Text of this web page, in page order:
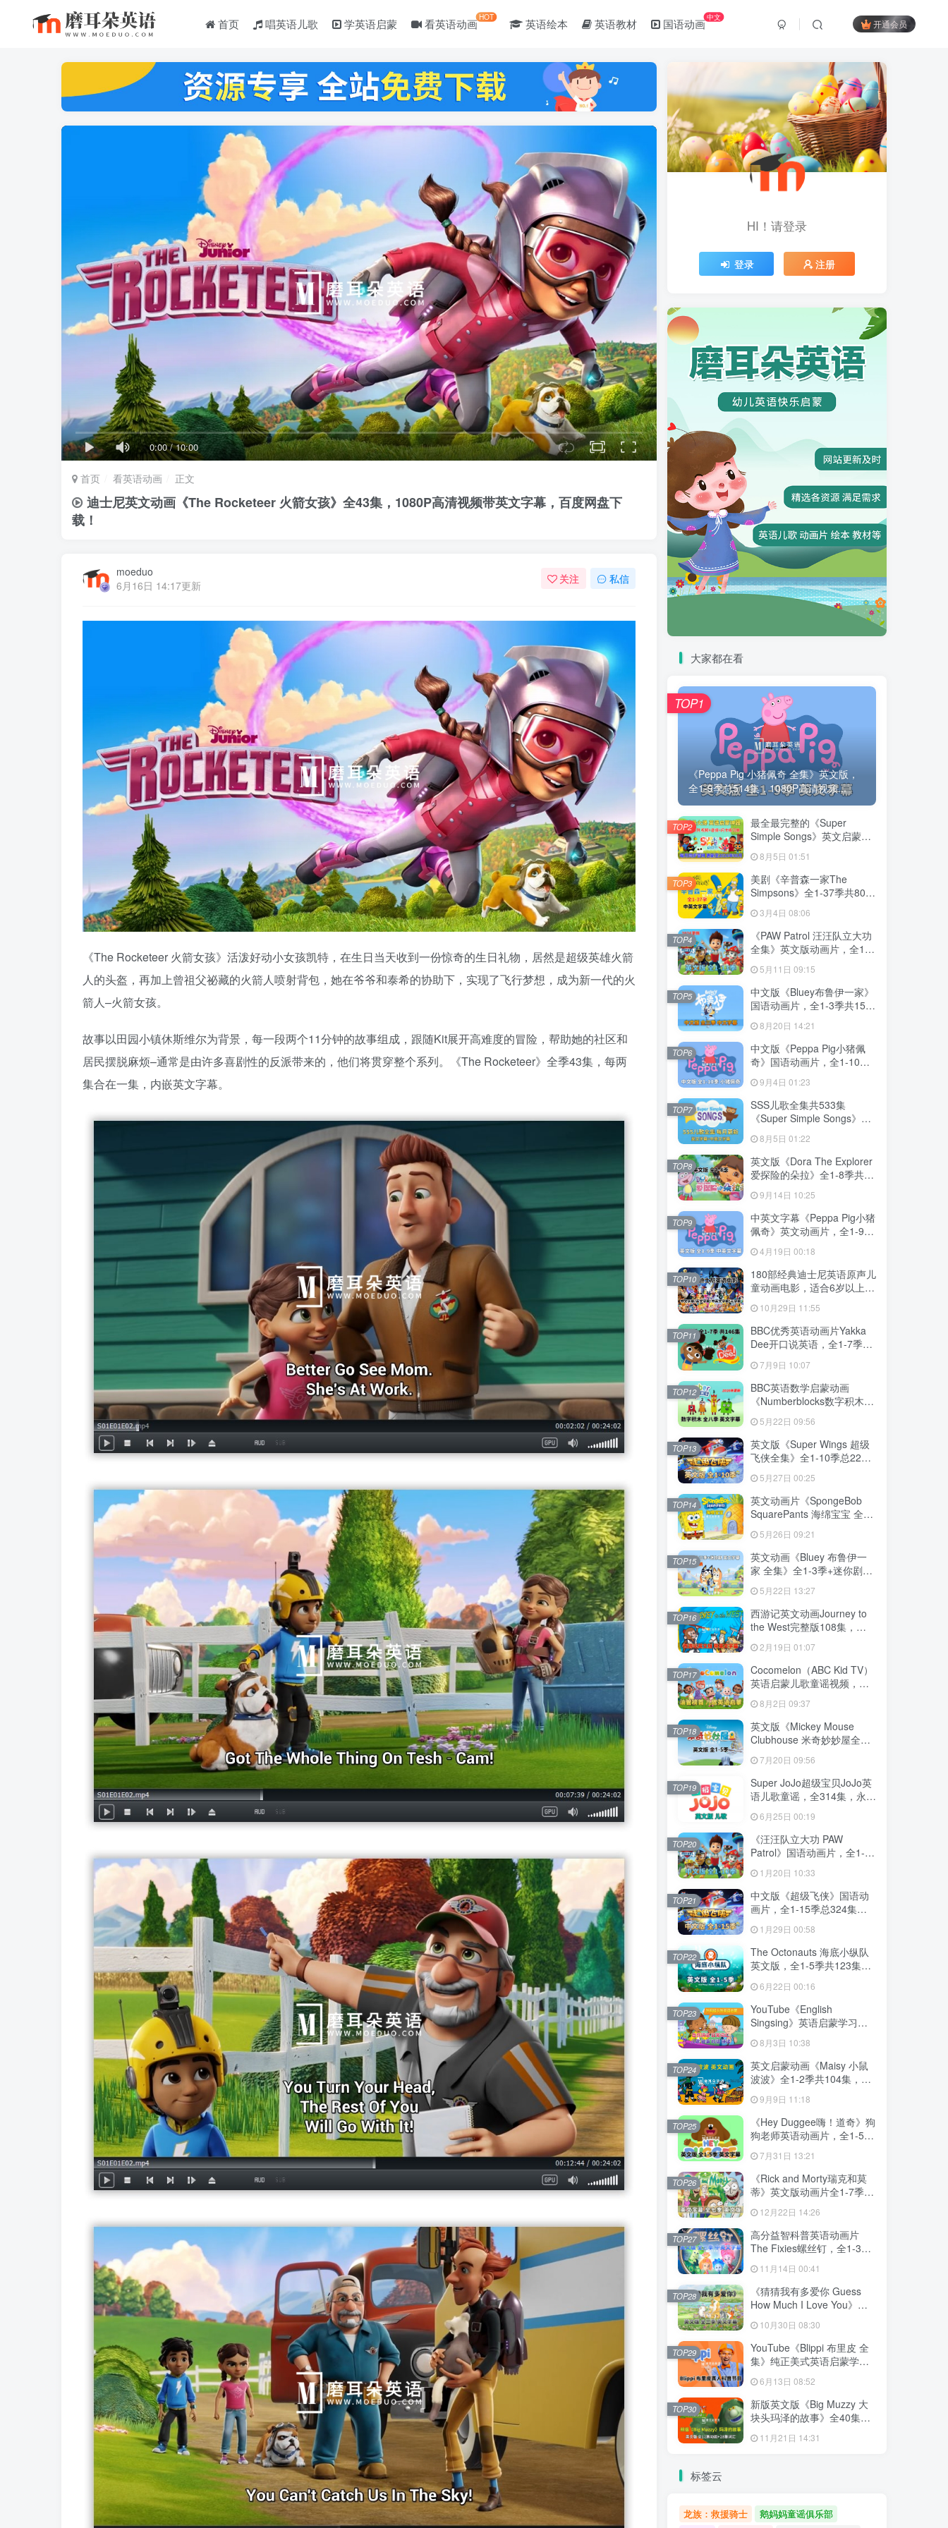
首页 唱英语儿歌 学英语启蒙 看英语动画HOT 英语绘本 英语教材 国语动画中文
开通会员
0:00/10:00
首页 看英语动画 正文
迪士尼英文动画《The Rocketeer 火箭女孩》全43集，1080P高清视频带英文字幕，百度网盘下
载！
moeduo
6月16日 14:17更新
关注 私信
《The Rocketeer 火箭女孩》活泼好动小女孩凯特，在生日当天收到一份惊奇的生日礼物，居然是超级英雄火箭
人的头盔，再加上曾祖父祕藏的火箭人喷射背包，她在爷爷和泰希的协助下，实现了飞行梦想，成为新一代的火
箭人–火箭女孩。
故事以田园小镇休斯维尔为背景，每一段两个11分钟的故事组成，跟随Kit展开高难度的冒险，帮助她的社区和
居民摆脱麻烦–通常是由许多喜剧性的反派带来的，他们将贯穿整个系列。《The Rocketeer》全季43集，每两
集合在一集，内嵌英文字幕。
HI！请登录
登录 注册
大家都在看
《Peppa Pig 小猪佩奇 全集》英文版，
全1-9季总514集，1080P高清视频...
TOP1
最全最完整的《Super
Simple Songs》英文启蒙儿
画视频，各系列总共2115集
视频，1080P高清视频带英
文字幕，百度网盘下载！
8月5日 01:51
TOP2
美剧《辛普森一家The
Simpsons》全1-37季共802
度网盘下载！
3月4日 08:06
TOP3
《PAW Patrol 汪汪队立大功
全集》英文版动画片，全1-
视频带英文字幕，带配套音
频MP3，百度网盘下载！
5月11日 09:15
TOP4
中文版《Bluey布鲁伊一家》
国语动画片，全1-3季共156
字幕，百度网盘下载！
8月20日 14:21
TOP5
中文版《Peppa Pig小猪佩
奇》国语动画片，全1-10季
百度网盘下载！
9月4日 01:23
TOP6
SSS儿歌全集共533集
《Super Simple Songs》
1080P高清视频带英文字幕
+中英文字幕+配套音频
MP3，百度网盘下载！
8月5日 01:22
TOP7
英文版《Dora The Explorer
爱探险的朵拉》全1-8季共
173集，带英文字幕和配套音
频MP3，百度网盘下载！
9月14日 10:25
TOP8
中英文字幕《Peppa Pig小猪
佩奇》英文动画片，全1-9季
共415集，1080P高清视频，
带配套音频MP3，百度网盘
下载！
4月19日 00:18
TOP9
180部经典迪士尼英语原声儿
童动画电影，适合6岁以上，
720P高清电影视频带中英文
字幕，百度网盘下载！
10月29日 11:55
TOP10
BBC优秀英语动画片Yakka
Dee开口说英语，全1-7季总
英文字幕，百度网盘下载！
7月9日 10:07
TOP11
BBC英语数学启蒙动画
《Numberblocks数字积木》
198集，1080P高清视频带英
文字幕，带配套音频MP3，
百度网盘下载！
5月22日 09:56
TOP12
英文版《Super Wings 超级
飞侠全集》全1-10季总224
字幕，带配套音频MP3，百
度网盘下载！
5月27日 00:25
TOP13
英文动画片《SpongeBob
SquarePants 海绵宝宝 全
清视频带英文字幕，百度网
盘下载！
5月26日 09:21
TOP14
英文动画《Bluey 布鲁伊一
家 全集》全1-3季+迷你剧共
文字幕，送音频MP3，百度
网盘下载！
5月22日 13:27
TOP15
西游记英文动画Journey to
the West完整版108集，
幕，百度网盘下载！
2月19日 01:07
TOP16
Cocomelon（ABC Kid TV）
英语启蒙儿歌童谣视频，全
1199集，1080P高清视频带
英文字幕，带音频MP3，百
度网盘下载！
8月2日 09:37
TOP17
英文版《Mickey Mouse
Clubhouse 米奇妙妙屋全
集》全1-5季总148集，
1080P高清视频带英文字
幕，带配套音频MP3，百度
网盘下载！
7月20日 09:56
TOP18
Super JoJo超级宝贝JoJo英
语儿歌童谣，全314集，永久
免费更新，1080P高清视频
带英文字幕，百度网盘下
载！
6月25日 00:19
TOP19
《汪汪队立大功 PAW
Patrol》国语动画片，全1-10
季总257集，1080P高清视
频，百度网盘下载！
1月20日 10:33
TOP20
中文版《超级飞侠》国语动
画片，全1-15季总324集，
1080P高清视频带中文字
幕，百度网盘下载！
1月29日 00:58
TOP21
The Octonauts 海底小纵队
英文版，全1-5季共123集，
幕，带配套音频MP3，百度
网盘下载！
6月22日 00:16
TOP22
YouTube《English
Singsing》英语启蒙学习自
话，故事等，全套共1364
集，1080P高清视频带英文
字幕，百度网盘下载！
8月3日 10:38
TOP23
英文启蒙动画《Maisy 小鼠
波波》全1-2季共104集，标
盘下载！
9月9日 11:18
TOP24
《Hey Duggee嗨！道奇》狗
狗老师英语动画片，全1-5季
英文字幕，百度网盘下载！
7月31日 13:21
TOP25
《Rick and Morty瑞克和莫
蒂》英文版动画片全1-7季共
文字幕，百度网盘下载！
12月22日 14:26
TOP26
高分益智科普英语动画片
The Fixies螺丝钉，全1-3季
视频带中英文字幕，百度网
盘下载！
11月14日 00:41
TOP27
《猜猜我有多爱你 Guess
How Much I Love You》英
语动画片，全3季共78集，
1080P高清视频带英文字
幕，百度网盘下载！
10月30日 08:30
TOP28
YouTube《Blippi 布里皮 全
集》纯正美式英语启蒙学习
英语视频，全1008集，
1080P高清视频带英文字
幕，百度网盘下载！
6月13日 08:52
TOP29
新版英文版《Big Muzzy 大
块头玛泽的故事》全40集，
1080P高清视频带英文字
幕，视频+音频+游戏+PDF教
11月21日 14:31
TOP30
标签云
龙族：救援骑士
鹅妈妈童谣俱乐部